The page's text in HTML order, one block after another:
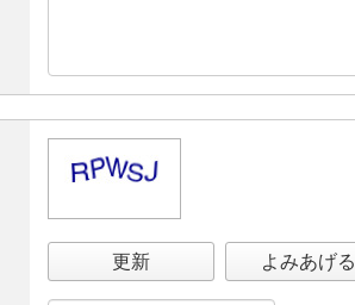
更新 よみあげる